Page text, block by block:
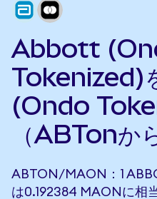
Abbott
Tokenized)
(Ondo
（ABTonか
ABTON/MAON：1
は0.192384 MAONに相